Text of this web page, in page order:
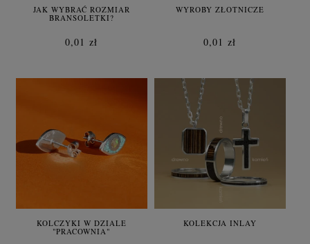
JAK WYBRAĆ ROZMIAR
BRANSOLETKI?
0,01 zł
WYROBY ZŁOTNICZE
0,01 zł
KOLCZYKI W DZIALE
"PRACOWNIA"
KOLEKCJA INLAY